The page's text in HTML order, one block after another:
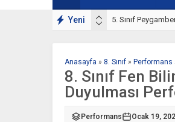
Yeni 5. Sınıf
Anasayfa » 8. Sınıf » Performans
8. Sınıf Fen
Duyulması
Performans Ocak 19,